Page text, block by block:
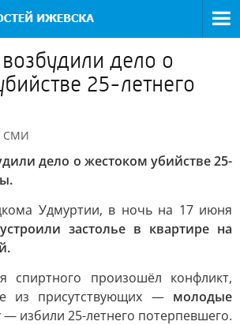
дело о
25-летнего
СМИ
дело о жестоком убийстве 25-
Удмуртии, в ночь на 17 июня
устроили застолье в квартире на
спиртного произошёл конфликт,
из присутствующих — молодые
— избили 25-летнего потерпевшего.